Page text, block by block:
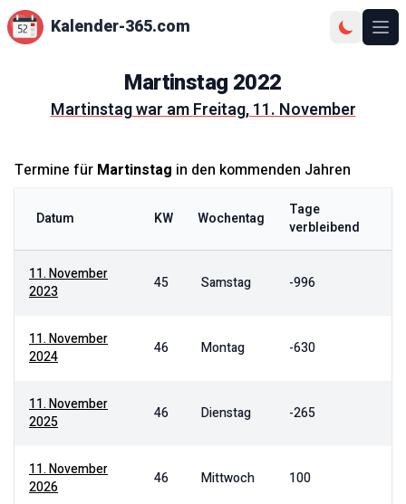
Kalender-365.com
Martinstag 2022
Martinstagwar amFreitag, 11. November
Termine für Martinstag in den kommenden Jahren
Datum KW Wochentag
Tage
verbleibend
11. November
2023
45 Samstag -996
11. November
2024
46 Montag -630
11. November
2025
46 Dienstag -265
11. November
2026
46 Mittwoch 100